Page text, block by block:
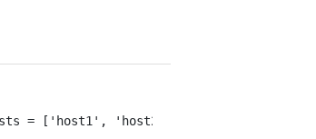
= ['host1', 'host2'] def